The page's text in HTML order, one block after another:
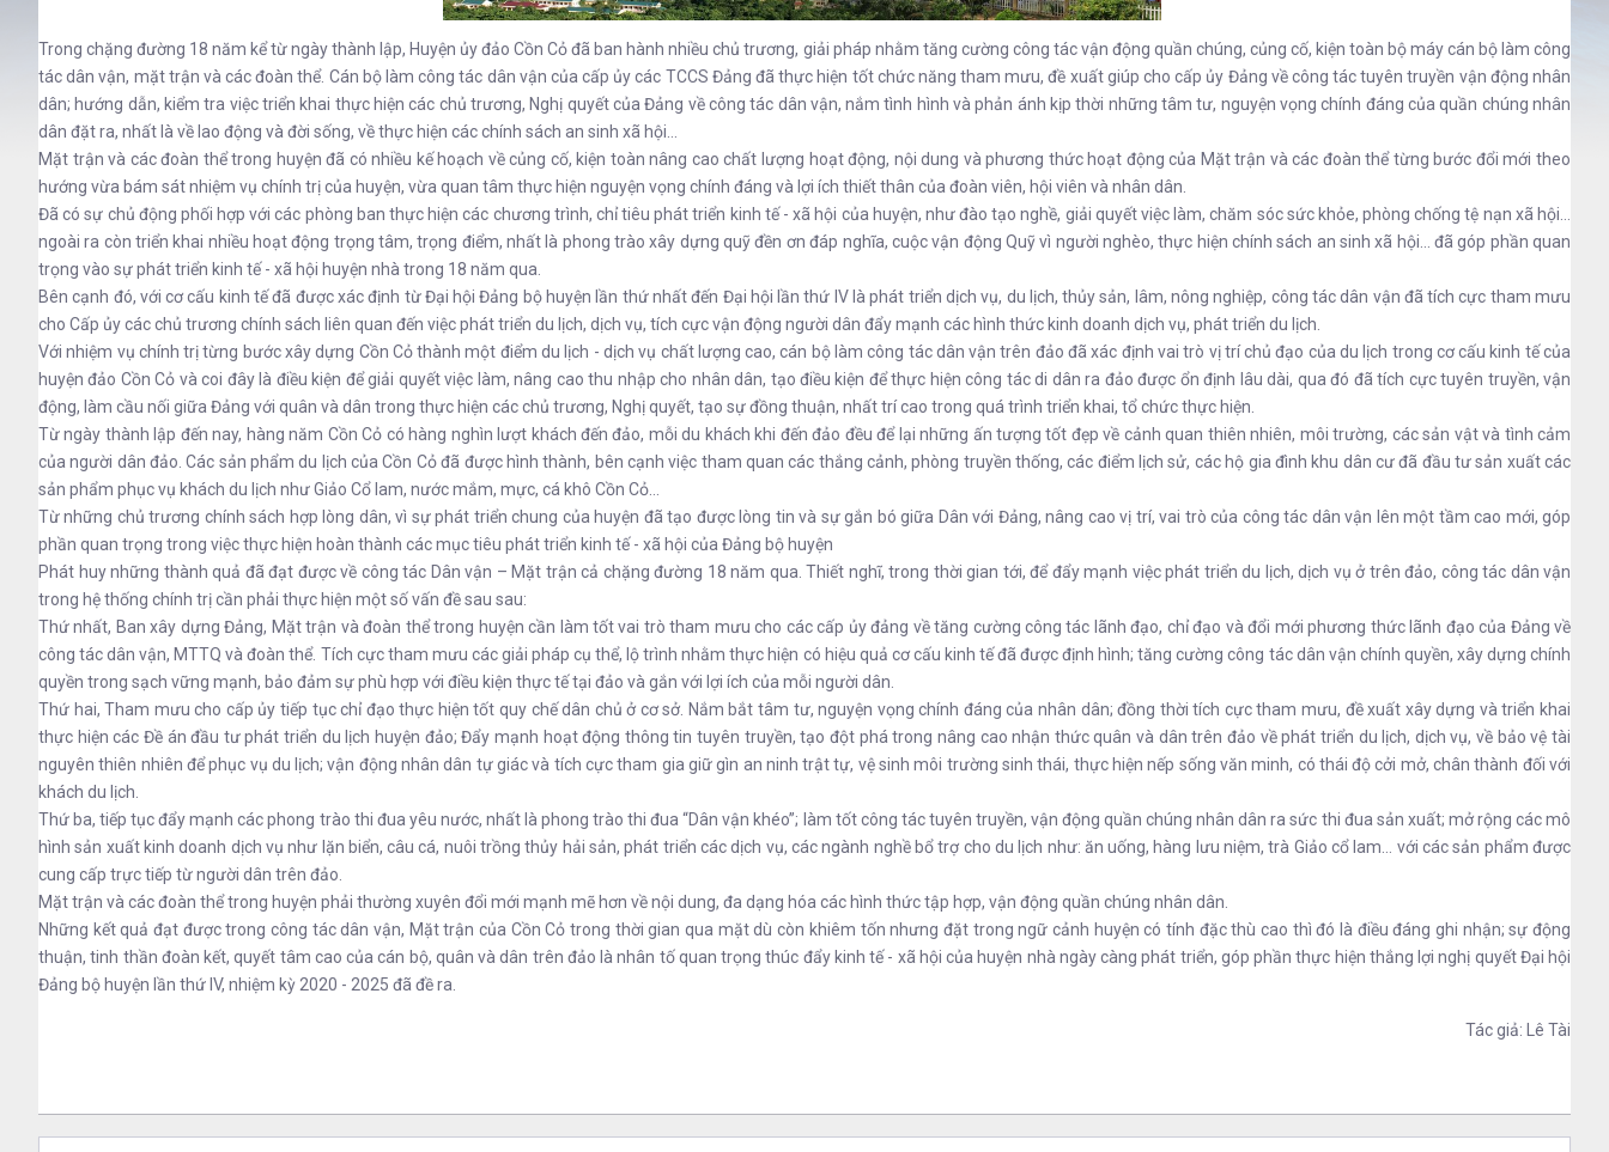
Trong chặng đường 18 năm kể từ ngày thành lập, Huyện ủy đảo Cồn Cỏ đã ban hành nhiều chủ trương, giải pháp nhằm tăng cường công tác vận động quần chúng, củng cố, kiện toàn bộ máy cán bộ làm công
tác dân vận, mặt trận và các đoàn thể. Cán bộ làm công tác dân vận của cấp ủy các TCCS Đảng đã thực hiện tốt chức năng tham mưu, đề xuất giúp cho cấp ủy Đảng về công tác tuyên truyền vận động nhân
dân; hướng dẫn, kiểm tra việc triển khai thực hiện các chủ trương, Nghị quyết của Đảng về công tác dân vận, nắm tình hình và phản ánh kịp thời những tâm tư, nguyện vọng chính đáng của quần chúng nhân
dân đặt ra, nhất là về lao động và đời sống, về thực hiện các chính sách an sinh xã hội…
Mặt trận và các đoàn thể trong huyện đã có nhiều kế hoạch về củng cố, kiện toàn nâng cao chất lượng hoạt động, nội dung và phương thức hoạt động của Mặt trận và các đoàn thể từng bước đổi mới theo
hướng vừa bám sát nhiệm vụ chính trị của huyện, vừa quan tâm thực hiện nguyện vọng chính đáng và lợi ích thiết thân của đoàn viên, hội viên và nhân dân.
Đã có sự chủ động phối hợp với các phòng ban thực hiện các chương trình, chỉ tiêu phát triển kinh tế - xã hội của huyện, như đào tạo nghề, giải quyết việc làm, chăm sóc sức khỏe, phòng chống tệ nạn xã hội…
ngoài ra còn triển khai nhiều hoạt động trọng tâm, trọng điểm, nhất là phong trào xây dựng quỹ đền ơn đáp nghĩa, cuộc vận động Quỹ vì người nghèo, thực hiện chính sách an sinh xã hội… đã góp phần quan
trọng vào sự phát triển kinh tế - xã hội huyện nhà trong 18 năm qua.
Bên cạnh đó, với cơ cấu kinh tế đã được xác định từ Đại hội Đảng bộ huyện lần thứ nhất đến Đại hội lần thứ IV là phát triển dịch vụ, du lịch, thủy sản, lâm, nông nghiệp, công tác dân vận đã tích cực tham mưu
cho Cấp ủy các chủ trương chính sách liên quan đến việc phát triển du lịch, dịch vụ, tích cực vận động người dân đẩy mạnh các hình thức kinh doanh dịch vụ, phát triển du lịch.
Với nhiệm vụ chính trị từng bước xây dựng Cồn Cỏ thành một điểm du lịch - dịch vụ chất lượng cao, cán bộ làm công tác dân vận trên đảo đã xác định vai trò vị trí chủ đạo của du lịch trong cơ cấu kinh tế của
huyện đảo Cồn Cỏ và coi đây là điều kiện để giải quyết việc làm, nâng cao thu nhập cho nhân dân, tạo điều kiện để thực hiện công tác di dân ra đảo được ổn định lâu dài, qua đó đã tích cực tuyên truyền, vận
động, làm cầu nối giữa Đảng với quân và dân trong thực hiện các chủ trương, Nghị quyết, tạo sự đồng thuận, nhất trí cao trong quá trình triển khai, tổ chức thực hiện.
Từ ngày thành lập đến nay, hàng năm Cồn Cỏ có hàng nghìn lượt khách đến đảo, mỗi du khách khi đến đảo đều để lại những ấn tượng tốt đẹp về cảnh quan thiên nhiên, môi trường, các sản vật và tình cảm
của người dân đảo. Các sản phẩm du lịch của Cồn Cỏ đã được hình thành, bên cạnh việc tham quan các thắng cảnh, phòng truyền thống, các điểm lịch sử, các hộ gia đình khu dân cư đã đầu tư sản xuất các
sản phẩm phục vụ khách du lịch như Giảo Cổ lam, nước mắm, mực, cá khô Cồn Cỏ…
Từ những chủ trương chính sách hợp lòng dân, vì sự phát triển chung của huyện đã tạo được lòng tin và sự gắn bó giữa Dân với Đảng, nâng cao vị trí, vai trò của công tác dân vận lên một tầm cao mới, góp
phần quan trọng trong việc thực hiện hoàn thành các mục tiêu phát triển kinh tế - xã hội của Đảng bộ huyện
Phát huy những thành quả đã đạt được về công tác Dân vận – Mặt trận cả chặng đường 18 năm qua. Thiết nghĩ, trong thời gian tới, để đẩy mạnh việc phát triển du lịch, dịch vụ ở trên đảo, công tác dân vận
trong hệ thống chính trị cần phải thực hiện một số vấn đề sau sau:
Thứ nhất, Ban xây dựng Đảng, Mặt trận và đoàn thể trong huyện cần làm tốt vai trò tham mưu cho các cấp ủy đảng về tăng cường công tác lãnh đạo, chỉ đạo và đổi mới phương thức lãnh đạo của Đảng về
công tác dân vận, MTTQ và đoàn thể. Tích cực tham mưu các giải pháp cụ thể, lộ trình nhằm thực hiện có hiệu quả cơ cấu kinh tế đã được định hình; tăng cường công tác dân vận chính quyền, xây dựng chính
quyền trong sạch vững mạnh, bảo đảm sự phù hợp với điều kiện thực tế tại đảo và gắn với lợi ích của mỗi người dân.
Thứ hai, Tham mưu cho cấp ủy tiếp tục chỉ đạo thực hiện tốt quy chế dân chủ ở cơ sở. Nắm bắt tâm tư, nguyện vọng chính đáng của nhân dân; đồng thời tích cực tham mưu, đề xuất xây dựng và triển khai
thực hiện các Đề án đầu tư phát triển du lịch huyện đảo; Đẩy mạnh hoạt động thông tin tuyên truyền, tạo đột phá trong nâng cao nhận thức quân và dân trên đảo về phát triển du lịch, dịch vụ, về bảo vệ tài
nguyên thiên nhiên để phục vụ du lịch; vận động nhân dân tự giác và tích cực tham gia giữ gìn an ninh trật tự, vệ sinh môi trường sinh thái, thực hiện nếp sống văn minh, có thái độ cởi mở, chân thành đối với
khách du lịch.
Thứ ba, tiếp tục đẩy mạnh các phong trào thi đua yêu nước, nhất là phong trào thi đua “Dân vận khéo”; làm tốt công tác tuyên truyền, vận động quần chúng nhân dân ra sức thi đua sản xuất; mở rộng các mô
hình sản xuất kinh doanh dịch vụ như lặn biển, câu cá, nuôi trồng thủy hải sản, phát triển các dịch vụ, các ngành nghề bổ trợ cho du lịch như: ăn uống, hàng lưu niệm, trà Giảo cổ lam… với các sản phẩm được
cung cấp trực tiếp từ người dân trên đảo.
Mặt trận và các đoàn thể trong huyện phải thường xuyên đổi mới mạnh mẽ hơn về nội dung, đa dạng hóa các hình thức tập hợp, vận động quần chúng nhân dân.
Những kết quả đạt được trong công tác dân vận, Mặt trận của Cồn Cỏ trong thời gian qua mặt dù còn khiêm tốn nhưng đặt trong ngữ cảnh huyện có tính đặc thù cao thì đó là điều đáng ghi nhận; sự động
thuận, tinh thần đoàn kết, quyết tâm cao của cán bộ, quân và dân trên đảo là nhân tố quan trọng thúc đẩy kinh tế - xã hội của huyện nhà ngày càng phát triển, góp phần thực hiện thắng lợi nghị quyết Đại hội
Đảng bộ huyện lần thứ IV, nhiệm kỳ 2020 - 2025 đã đề ra.
Tác giả: Lê Tài